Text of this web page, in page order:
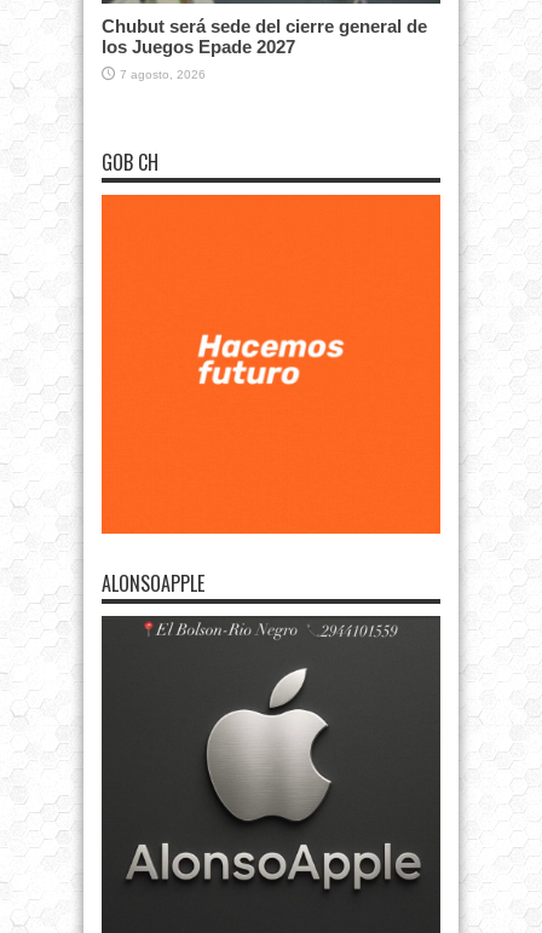
Chubut será sede del cierre general de
los Juegos Epade 2027
7 agosto, 2026
GOB CH
ALONSOAPPLE